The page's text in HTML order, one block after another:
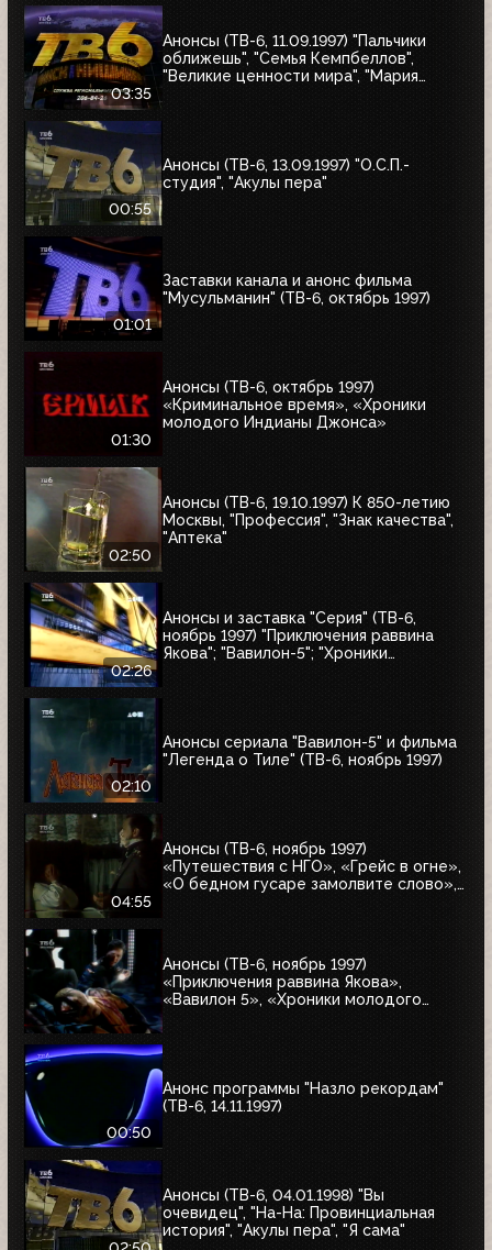
03:35
Анонсы (ТВ-6, 11.09.1997) "Пальчики
оближешь", "Семья Кемпбеллов",
"Великие ценности мира", "Мария
00:55
Анонсы (ТВ-6, 13.09.1997) "О.С.П.-
студия", "Акулы пера"
01:01
Заставки канала и анонс фильма
"Мусульманин" (ТВ-6, октябрь 1997)
01:30
Анонсы (ТВ-6, октябрь 1997)
«Криминальное время», «Хроники
молодого Индианы Джонса»
02:50
Анонсы (ТВ-6, 19.10.1997) К 850-летию
Москвы, "Профессия", "Знак качества",
"Аптека"
02:26
Анонсы и заставка "Серия" (ТВ-6,
ноябрь 1997) "Приключения раввина
Якова"; "Вавилон-5"; "Хроники
02:10
Анонсы сериала "Вавилон-5" и фильма
"Легенда о Тиле" (ТВ-6, ноябрь 1997)
04:55
Анонсы (ТВ-6, ноябрь 1997)
«Путешествия с НГО», «Грейс в огне»,
«О бедном гусаре замолвите слово»,
Анонсы (ТВ-6, ноябрь 1997)
«Приключения раввина Якова»,
«Вавилон 5», «Хроники молодого
00:50
Анонс программы "Назло рекордам"
(ТВ-6, 14.11.1997)
Анонсы (ТВ-6, 04.01.1998) "Вы
очевидец", "На-На: Провинциальная
история", "Акулы пера", "Я сама"